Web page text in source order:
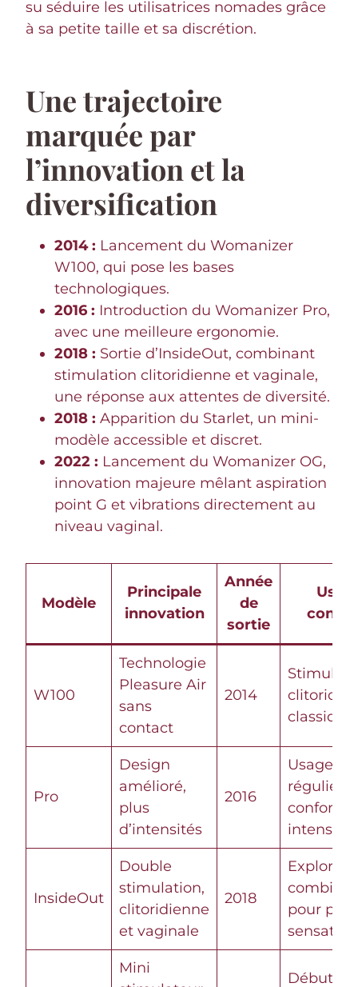
su séduire les utilisatrices nomades grâce
à sa petite taille et sa discrétion.
Une trajectoire
marquée par
l’innovation et la
diversification
2014 : Lancement du Womanizer
W100, qui pose les bases
technologiques.
2016 : Introduction du Womanizer Pro,
avec une meilleure ergonomie.
2018 : Sortie d’InsideOut, combinant
stimulation clitoridienne et vaginale,
une réponse aux attentes de diversité.
2018 : Apparition du Starlet, un mini-
modèle accessible et discret.
2022 : Lancement du Womanizer OG,
innovation majeure mêlant aspiration
point G et vibrations directement au
niveau vaginal.
Modèle
Principale
innovation
Année
de
sortie
W100
Technologie
Pleasure Air
sans
contact
2014
classique
Pro
Design
amélioré,
plus
d’intensités
2016
Usage
régulier
confort
intensifié
InsideOut
Double
stimulation,
clitoridienne
et vaginale
2018
pour
Mini